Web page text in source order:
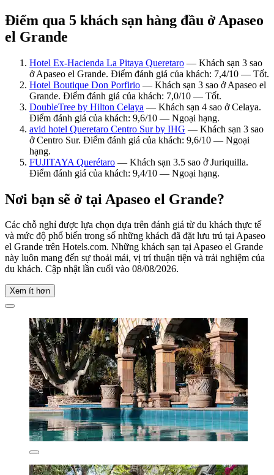
Điểm qua 5 khách sạn hàng đầu ở Apaseo
el Grande
Hotel Ex-Hacienda La Pitaya Queretaro — Khách sạn 3 sao
ở Apaseo el Grande. Điểm đánh giá của khách: 7,4/10 — Tốt.
Hotel Boutique Don Porfirio — Khách sạn 3 sao ở Apaseo el
Grande. Điểm đánh giá của khách: 7,0/10 — Tốt.
DoubleTree by Hilton Celaya — Khách sạn 4 sao ở Celaya.
Điểm đánh giá của khách: 9,6/10 — Ngoại hạng.
avid hotel Queretaro Centro Sur by IHG — Khách sạn 3 sao
ở Centro Sur. Điểm đánh giá của khách: 9,6/10 — Ngoại
hạng.
FUJITAYA Querétaro — Khách sạn 3.5 sao ở Juriquilla.
Điểm đánh giá của khách: 9,4/10 — Ngoại hạng.
Nơi bạn sẽ ở tại Apaseo el Grande?
Các chỗ nghỉ được lựa chọn dựa trên đánh giá từ du khách thực tế
và mức độ phổ biến trong số những khách đã đặt lưu trú tại Apaseo
el Grande trên Hotels.com. Những khách sạn tại Apaseo el Grande
này luôn mang đến sự thoải mái, vị trí thuận tiện và trải nghiệm của
du khách. Cập nhật lần cuối vào 08/08/2026.
Xem ít hơn